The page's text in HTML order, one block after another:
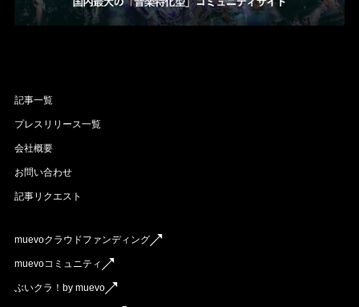
記事一覧
プレスリリース一覧
会社概要
お問い合わせ
記事リクエスト
muevoクラウドファンディング
muevoコミュニティ
ぶいクラ！by muevo